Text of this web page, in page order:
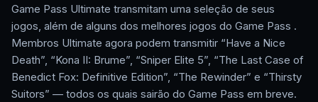
Game Pass Ultimate transmitam uma seleção de seus
jogos, além de alguns dos melhores jogos do Game Pass .
Membros Ultimate agora podem transmitir “Have a Nice
Death”, “Kona II: Brume”, “Sniper Elite 5”, “The Last Case of
Benedict Fox: Definitive Edition”, “The Rewinder” e “Thirsty
Suitors” — todos os quais sairão do Game Pass em breve.